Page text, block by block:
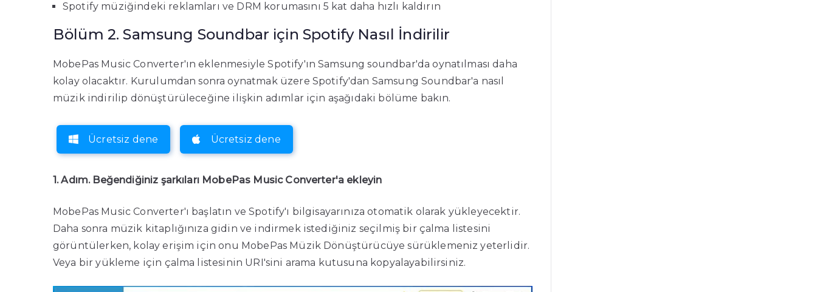
Spotify müziğindeki reklamları ve DRM korumasını 5 kat daha hızlı kaldırın
Bölüm 2. Samsung Soundbar için Spotify Nasıl İndirilir
MobePas Music Converter'ın eklenmesiyle Spotify'ın Samsung soundbar'da oynatılması daha
kolay olacaktır. Kurulumdan sonra oynatmak üzere Spotify'dan Samsung Soundbar'a nasıl
müzik indirilip dönüştürüleceğine ilişkin adımlar için aşağıdaki bölüme bakın.
Ücretsiz dene Ücretsiz dene
1. Adım. Beğendiğiniz şarkıları MobePas Music Converter'a ekleyin
MobePas Music Converter'ı başlatın ve Spotify'ı bilgisayarınıza otomatik olarak yükleyecektir.
Daha sonra müzik kitaplığınıza gidin ve indirmek istediğiniz seçilmiş bir çalma listesini
görüntülerken, kolay erişim için onu MobePas Müzik Dönüştürücüye sürüklemeniz yeterlidir.
Veya bir yükleme için çalma listesinin URI'sini arama kutusuna kopyalayabilirsiniz.